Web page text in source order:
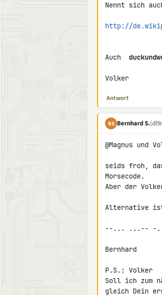
Nennt sich
http://
Auch
Volker
Antwort
BS Bernhard S.
@Magnus und
seids froh,
Morsecode.
Aber der
Alternative
--... ...-- -
Bernhard
P.S.: Volker
Soll ich zum
gleich Dein